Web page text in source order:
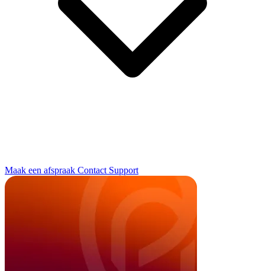
Maak een afspraak Contact Support